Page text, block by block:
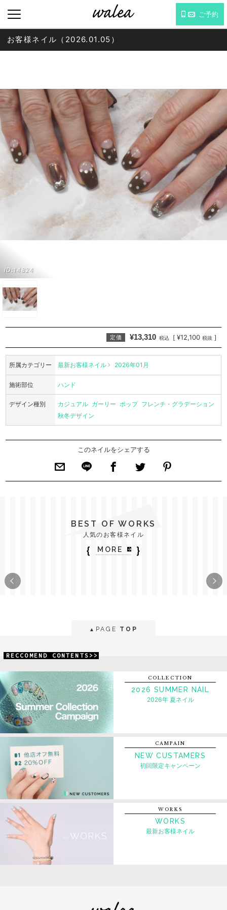
ご予約
ID:14824
お客様ネイル（2026.01.05）
定価 ¥13,310 税込 [ ¥12,100 税抜 ]
所属カテゴリー 最新お客様ネイル 2026年01月
施術部位 ハンド
デザイン種別 カジュアル ガーリー ポップ フレンチ・グラデーション
秋冬デザイン
このネイルをシェアする
BEST OF WORKS
人気のお客様ネイル
｛ MORE ｝
▲ PAGE TOP
RECCOMEND CONTENTS>>
COLLECTION
2026 SUMMER NAIL
2026年 夏ネイル
CAMPAIN
NEW CUSTAMERS
初回限定キャンペーン
WORKS
WORKS
最新お客様ネイル